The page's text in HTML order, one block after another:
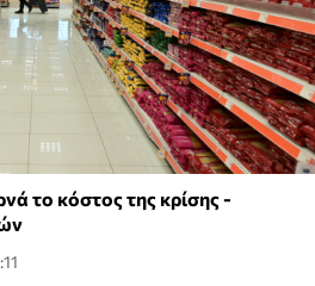
το κόστος της κρίσης -